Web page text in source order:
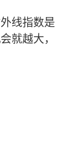
线指数是
就越大，